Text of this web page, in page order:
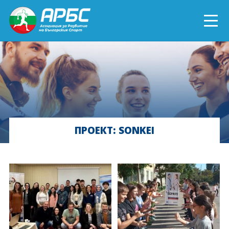
ENGLISH
СПОРТ БЛИЗО ДО ТЕБ
ТЕКУЩИ ПРОЕКТИ
ОНЛАЙН ОБУЧЕНИЯПРОЕКТ: SONKEI